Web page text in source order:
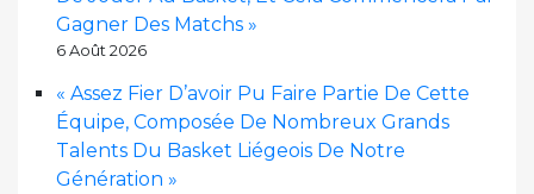
Gagner Des Matchs »
6 Août 2026
« Assez Fier D’avoir Pu Faire Partie De Cette
Équipe, Composée De Nombreux Grands
Talents Du Basket Liégeois De Notre
Génération »